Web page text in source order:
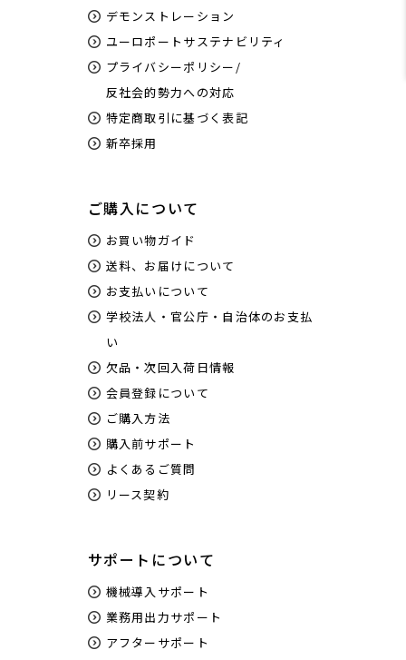
デモンストレーション
ユーロポートサステナビリティ
プライバシーポリシー/
反社会的勢力への対応
特定商取引に基づく表記
新卒採用
ご購入について
お買い物ガイド
送料、お届けについて
お支払いについて
学校法人・官公庁・自治体のお支払
い
欠品・次回入荷日情報
会員登録について
ご購入方法
購入前サポート
よくあるご質問
リース契約
サポートについて
機械導入サポート
業務用出力サポート
アフターサポート